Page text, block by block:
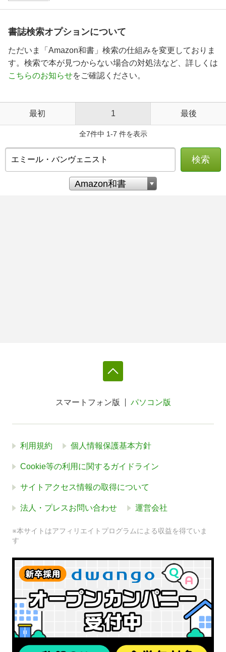
書誌検索オプションについて
ただいま「Amazon和書」検索の仕組みを変更しておりま
す。検索で本が見つからない場合の対処法など、詳しくは
こちらのお知らせをご確認ください。
最初 1 最後
全7件中 1-7 件を表示
検索
スマートフォン版 パソコン版
利用規約 個人情報保護基本方針
Cookie等の利用に関するガイドライン
サイトアクセス情報の取得について
法人・プレスお問い合わせ 運営会社
※本サイトはアフィリエイトプログラムによる収益を得ていま
す